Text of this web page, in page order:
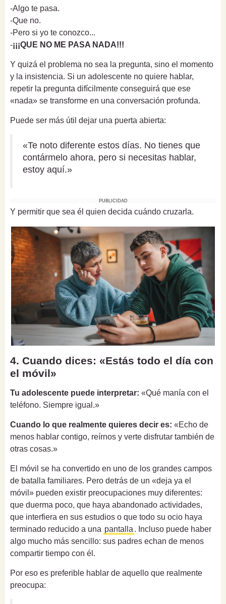
-Algo te pasa.
-Que no.
-Pero si yo te conozco...
-¡¡¡QUE NO ME PASA NADA!!!
Y quizá el problema no sea la pregunta, sino el momento
y la insistencia. Si un adolescente no quiere hablar,
repetir la pregunta difícilmente conseguirá que ese
«nada» se transforme en una conversación profunda.
Puede ser más útil dejar una puerta abierta:
«Te noto diferente estos días. No tienes que
contármelo ahora, pero si necesitas hablar,
estoy aquí.»
PUBLICIDAD
Y permitir que sea él quien decida cuándo cruzarla.
4. Cuando dices: «Estás todo el día con
el móvil»
Tu adolescente puede interpretar: «Qué manía con el
teléfono. Siempre igual.»
Cuando lo que realmente quieres decir es: «Echo de
menos hablar contigo, reírnos y verte disfrutar también de
otras cosas.»
El móvil se ha convertido en uno de los grandes campos
de batalla familiares. Pero detrás de un «deja ya el
móvil» pueden existir preocupaciones muy diferentes:
que duerma poco, que haya abandonado actividades,
que interfiera en sus estudios o que todo su ocio haya
terminado reducido a una pantalla . Incluso puede haber
algo mucho más sencillo: sus padres echan de menos
compartir tiempo con él.
Por eso es preferible hablar de aquello que realmente
preocupa: